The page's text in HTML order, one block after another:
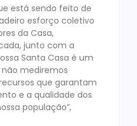
está sendo feito de
esforço coletivo
da Casa,
junto com a
Santa Casa é um
mediremos
que garantam
e a qualidade dos
população”,